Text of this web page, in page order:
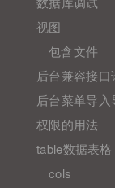
视图
包含文件
后台兼容接口
后台菜单导入
权限的用法
table数据表格
cols